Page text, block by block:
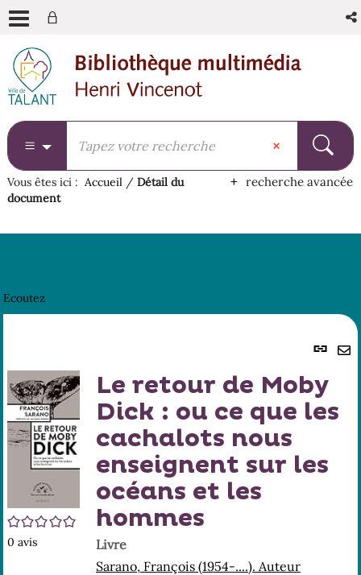
menu
contenu
recherche
recherche avancée
Vous êtes ici : Accueil / Détail du
document
Ecoutez
/5
0 avis
Le retour de Moby
Dick : ou ce que les
cachalots nous
enseignent sur les
océans et les
hommes
Livre
Sarano, François (1954-....). Auteur